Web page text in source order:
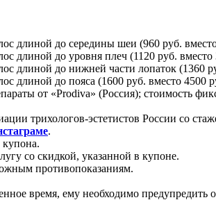
длиной до середины шеи (960 руб.
длиной до уровня плеч (1120 руб. вместо
длиной до нижней части лопаток (1360
длиной до пояса (1600 руб. вместо 4500
от «Prodiva» (Россия); стоимость
трихологов-эстетистов России со
.
купона.
со скидкой, указанной в купоне.
противопоказаниям.
время, ему необходимо предупредить